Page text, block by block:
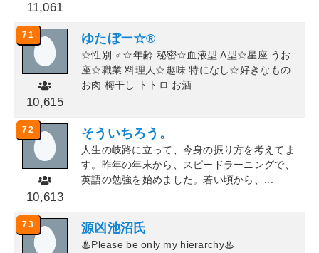
11,061
71
10,615
ゆたぼー☆®
☆性別 ♂☆年齢 秘密☆血液型 A型☆星座 うお
座☆職業 料理人☆趣味 特になし☆好きなもの
お肉 梅干し トトロ お酒...
72
10,613
そういちろう。
人生の岐路に立って、今身の振り方を考えてま
す。昨年の年末から、スピードラーニングで、
英語の勉強を始めました。若い頃から、...
73 源凶池沼氏
♨Please be only my hierarchy♨